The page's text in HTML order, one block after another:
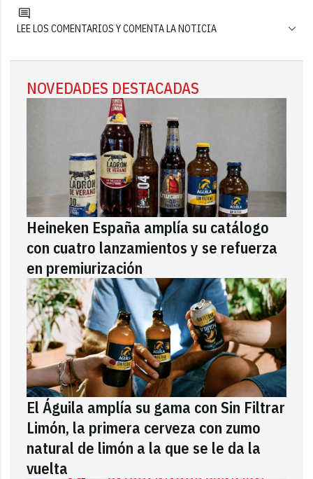
LEE LOS COMENTARIOS Y COMENTA LA NOTICIA
NOVEDADES DESTACADAS
Heineken España amplía su catálogo
con cuatro lanzamientos y se refuerza
en premiurización
El Águila amplía su gama con Sin Filtrar
Limón, la primera cerveza con zumo
natural de limón a la que se le da la
vuelta